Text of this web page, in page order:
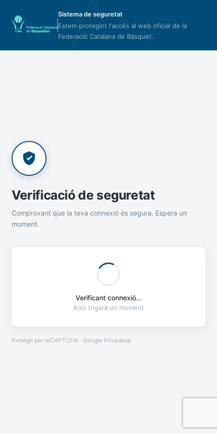
Sistema de seguretat
Estem protegint l'accés al web oficial de la
Federació Catalana de Bàsquet.
Verificació de seguretat
Comprovant que la teva connexió és segura. Espera un
moment.
Verificant connexió...
Això trigarà un moment
Protegit per reCAPTCHA · Google Privadesa